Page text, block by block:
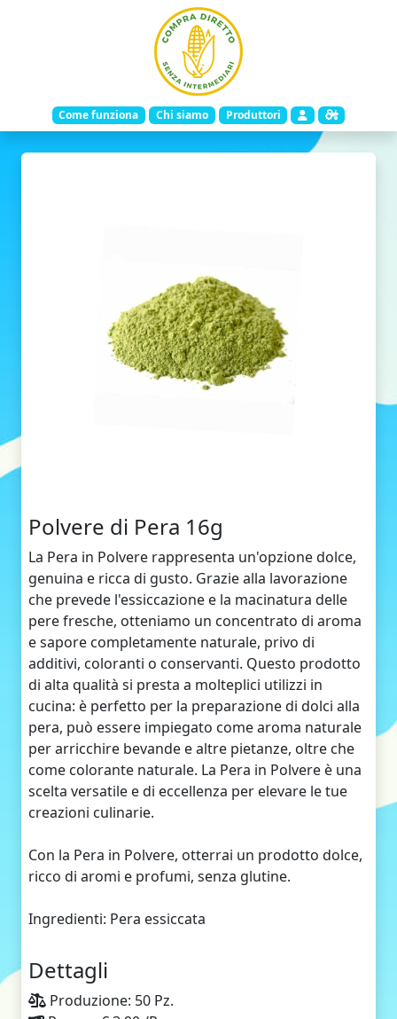
Come funziona Chi siamo Produttori
Indietro
Polvere di Pera 16g
La Pera in Polvere rappresenta un'opzione dolce,
genuina e ricca di gusto. Grazie alla lavorazione
che prevede l'essiccazione e la macinatura delle
pere fresche, otteniamo un concentrato di aroma
e sapore completamente naturale, privo di
additivi, coloranti o conservanti. Questo prodotto
di alta qualità si presta a molteplici utilizzi in
cucina: è perfetto per la preparazione di dolci alla
pera, può essere impiegato come aroma naturale
per arricchire bevande e altre pietanze, oltre che
come colorante naturale. La Pera in Polvere è una
scelta versatile e di eccellenza per elevare le tue
creazioni culinarie.
Con la Pera in Polvere, otterrai un prodotto dolce,
ricco di aromi e profumi, senza glutine.
Ingredienti: Pera essiccata
Dettagli
Produzione: 50 Pz.